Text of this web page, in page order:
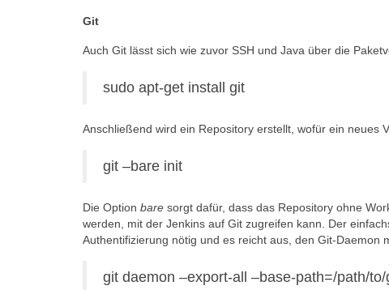
Git
Auch Git lässt sich wie zuvor SSH und Java über die
sudo apt-get install git
Anschließend wird ein Repository erstellt, wofür ein neues
git –bare init
Die Option bare sorgt dafür, dass das Repository ohne
werden, mit der Jenkins auf Git zugreifen kann. Der
Authentifizierung nötig und es reicht aus, den Git-Daemon
git daemon –export-all –base-path=/path/